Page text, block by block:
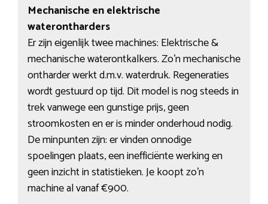
Mechanische en elektrische
waterontharders
Er zijn eigenlijk twee machines: Elektrische &
mechanische waterontkalkers. Zo’n mechanische
ontharder werkt d.m.v. waterdruk. Regeneraties
wordt gestuurd op tijd. Dit model is nog steeds in
trek vanwege een gunstige prijs, geen
stroomkosten en er is minder onderhoud nodig.
De minpunten zijn: er vinden onnodige
spoelingen plaats, een inefficiënte werking en
geen inzicht in statistieken. Je koopt zo’n
machine al vanaf €900.